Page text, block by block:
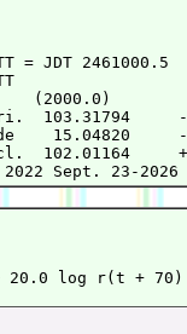
= JDT 2461000.5
TT
(2000.0)
103.31794     -
15.04820     -
102.01164